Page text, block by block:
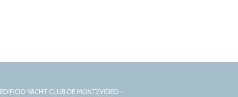
EDIFICIO YACHT CLUB DE MONTEVIDEO –